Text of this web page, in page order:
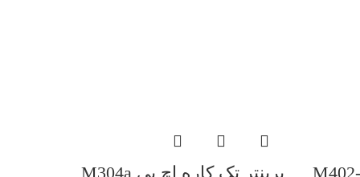
پرینتر تک کاره اچ پی M402-
پرینتر تک کاره اچ پی M304a